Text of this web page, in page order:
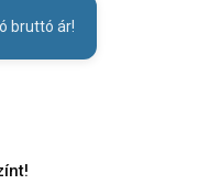
bruttó ár!